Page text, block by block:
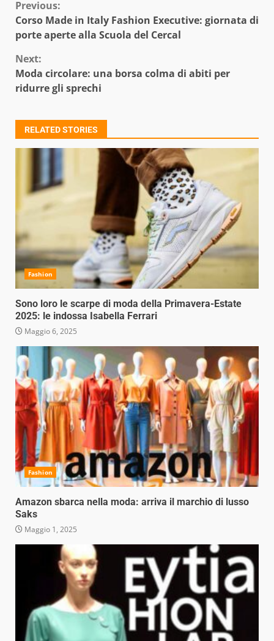
Continue
Reading
Previous:
Corso Made in Italy Fashion Executive: giornata di
porte aperte alla Scuola del Cercal
Next:
Moda circolare: una borsa colma di abiti per
ridurre gli sprechi
RELATED STORIES
Fashion
Sono loro le scarpe di moda della Primavera-Estate
2025: le indossa Isabella Ferrari
Maggio 6, 2025
Fashion
Amazon sbarca nella moda: arriva il marchio di lusso
Saks
Maggio 1, 2025